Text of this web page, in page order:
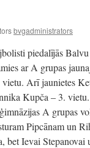
bvgadministrators
piedalījās
ar A grupas
Arī jaunietes
Kupča – 3. vietu.
A grupas
Pipcānam un
bet Ievai